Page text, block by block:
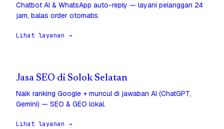
Chatbot AI & WhatsApp auto-reply — layani pelanggan 24
jam, balas order otomatis.
Lihat layanan →
Jasa SEO di Solok Selatan
Naik ranking Google + muncul di jawaban AI (ChatGPT,
Gemini) — SEO & GEO lokal.
Lihat layanan →